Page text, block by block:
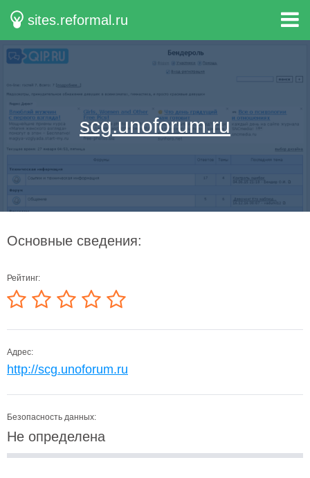
sites.reformal.ru
scg.unoforum.ru
Основные сведения:
Рейтинг:
Адрес:
http://scg.unoforum.ru
Безопасность данных:
Не определена